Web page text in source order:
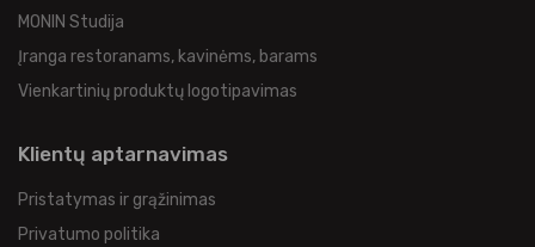
MONIN Studija
Įranga restoranams, kavinėms, barams
Vienkartinių produktų logotipavimas
Klientų aptarnavimas
Pristatymas ir grąžinimas
Privatumo politika